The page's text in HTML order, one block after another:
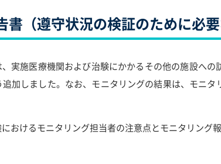
書（遵守状況の検証のために必要
実施医療機関および治験にかかるその他の施設へ
加しました。なお、モニタリングの結果は、モニ
おけるモニタリング担当者の注意点とモニタリング